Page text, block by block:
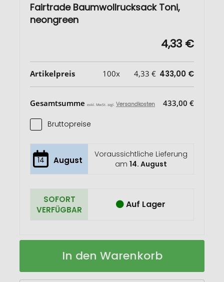
Fairtrade Baumwollrucksack Toni,
neongreen
4,33 €
Artikelpreis 100x 4,33 € 433,00 €
Gesamtsumme exkl. MwSt. zzgl. Versandkosten 433,00 €
Bruttopreise
14 August
Voraussichtliche Lieferung
am 14. August
SOFORT
VERFÜGBAR
Auf Lager
Fairtrade
Baumwollrucksack
Auf
In den Warenkorb